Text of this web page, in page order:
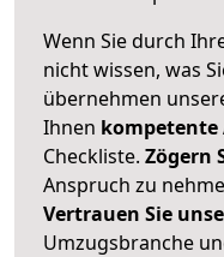
Wenn Sie durch
nicht wissen, was
übernehmen
Ihnen kompetente
Checkliste. Zögern
Anspruch zu
Vertrauen Sie
Umzugsbranche